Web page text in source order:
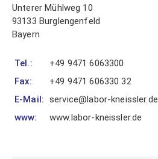
Unterer Mühlweg 10
93133 Burglengenfeld
Bayern
Tel.:
+49 9471 6063300
Fax:
+49 9471 606330 32
E-Mail: service@labor-kneissler.de
www:
www.labor-kneissler.de
Dieser
Bereich
unseren
vorbehalten.
Noch